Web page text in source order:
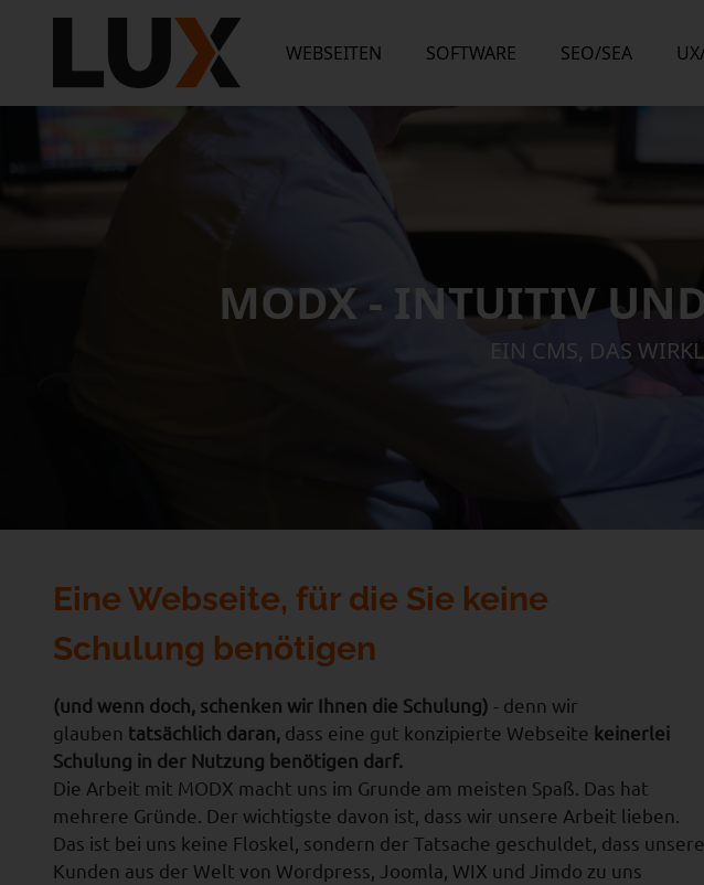
WEBSEITEN SOFTWARE SEO/SEA
MODX - INTUITIV
EIN CMS, DAS
Eine Webseite, für die Sie keine
Schulung benötigen
(und wenn doch, schenken wir Ihnen die Schulung) - denn wir
glauben tatsächlich daran, dass eine gut konzipierte Webseite keinerlei
Schulung in der Nutzung benötigen darf.
Die Arbeit mit MODX macht uns im Grunde am meisten Spaß. Das hat
mehrere Gründe. Der wichtigste davon ist, dass wir unsere Arbeit lieben.
Das ist bei uns keine Floskel, sondern der Tatsache geschuldet, dass unsere
Kunden aus der Welt von Wordpress, Joomla, WIX und Jimdo zu uns